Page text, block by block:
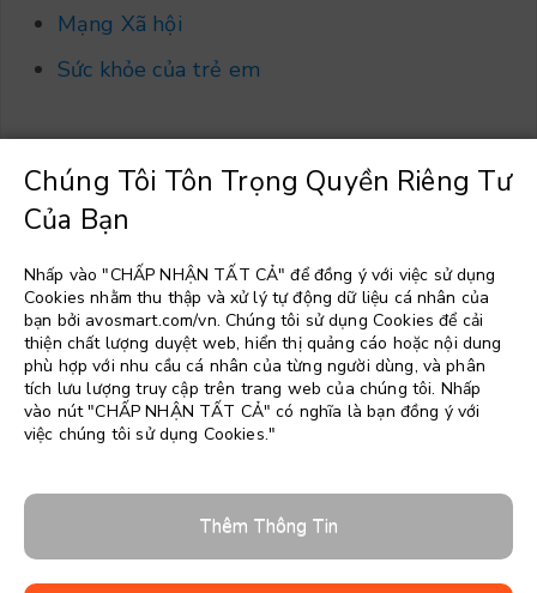
Mạng Xã hội
Sức khỏe của trẻ em
Chọn một ngôn ngữ
Chúng Tôi Tôn Trọng Quyền Riêng Tư
Của Bạn
Nhấp vào "CHẤP NHẬN TẤT CẢ" để đồng ý với việc sử dụng
Cookies nhằm thu thập và xử lý tự động dữ liệu cá nhân của
bạn bởi avosmart.com/vn. Chúng tôi sử dụng Cookies để cải
thiện chất lượng duyệt web, hiển thị quảng cáo hoặc nội dung
phù hợp với nhu cầu cá nhân của từng người dùng, và phân
tích lưu lượng truy cập trên trang web của chúng tôi. Nhấp
vào nút "CHẤP NHẬN TẤT CẢ" có nghĩa là bạn đồng ý với
việc chúng tôi sử dụng Cookies."
Thêm Thông Tin